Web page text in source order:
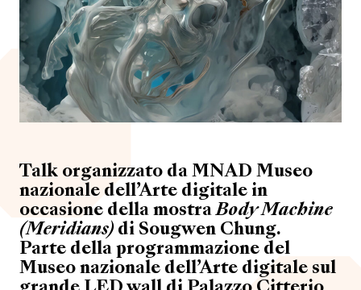
Talk organizzato da MNAD Museo
nazionale dell’Arte digitale in
occasione della mostraBody Machine
(Meridians)di Sougwen Chung.
Parte della programmazione del
Museo nazionale dell’Arte digitale sul